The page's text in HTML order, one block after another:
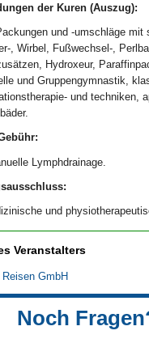
der Kuren (Auszug):
und -umschläge
, Wirbel, Fußwechsel-,
Hydroxeur,
und Gruppengymnastik,
und techniken,
Lymphdrainage.
und
Veranstalters
Reisen GmbH
Noch